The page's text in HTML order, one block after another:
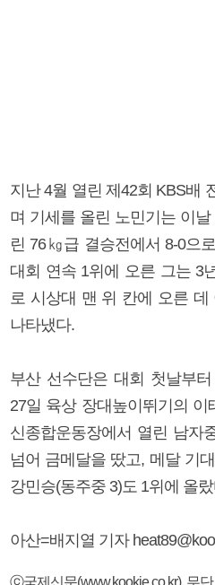
지난 4월 열린 제42회 KBS배
며 기세를 올린 노민기는 이
린 76㎏급 결승전에서 8-0으
대회 연속 1위에 오른 그는 3
로 시상대 맨 위 칸에 오른
나타냈다.
부산 선수단은 대회 첫날부
27일 육상 장대높이뛰기의
신종합운동장에서 열린 남자
넘어 금메달을 땄고, 메달 기
강민승(동주중 3)도 1위에 올
아산=배지열 기자
ⓒ국제신문(www.kookje.co.kr), 무